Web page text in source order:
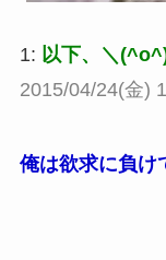
1: 以下、＼
2015/04/24(金)
俺は欲求に負け